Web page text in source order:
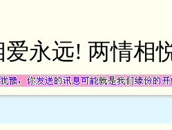
永远! 两情相